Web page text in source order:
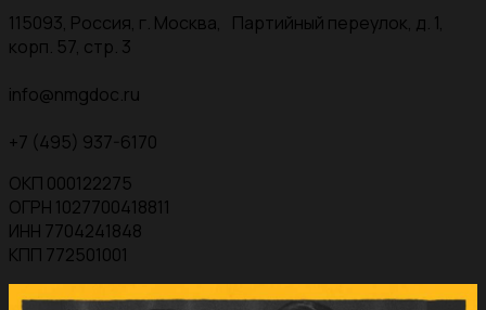
115093, Россия, г. Москва, Партийный переулок, д. 1,
корп. 57, стр. 3
info@nmgdoc.ru
+7 (495) 937-6170
ОКП 000122275
ОГРН 1027700418811
ИНН 7704241848
КПП 772501001